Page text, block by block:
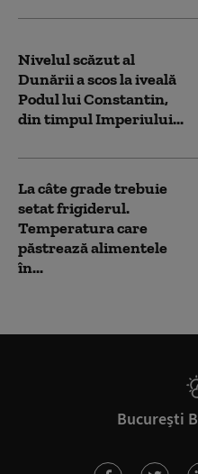
Nivelul scăzut al
Dunării a scos la iveală
Podul lui Constantin,
din timpul Imperiului...
La câte grade trebuie
setat frigiderul.
Temperatura care
păstrează alimentele
în...
București